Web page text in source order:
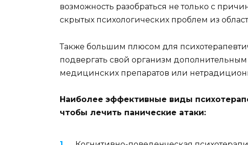
возможность разобраться не только с
скрытых психологических проблем из
Также большим плюсом для
подвергать свой организм
медицинских препаратов или
Наиболее эффективные виды
чтобы лечить панические атаки: